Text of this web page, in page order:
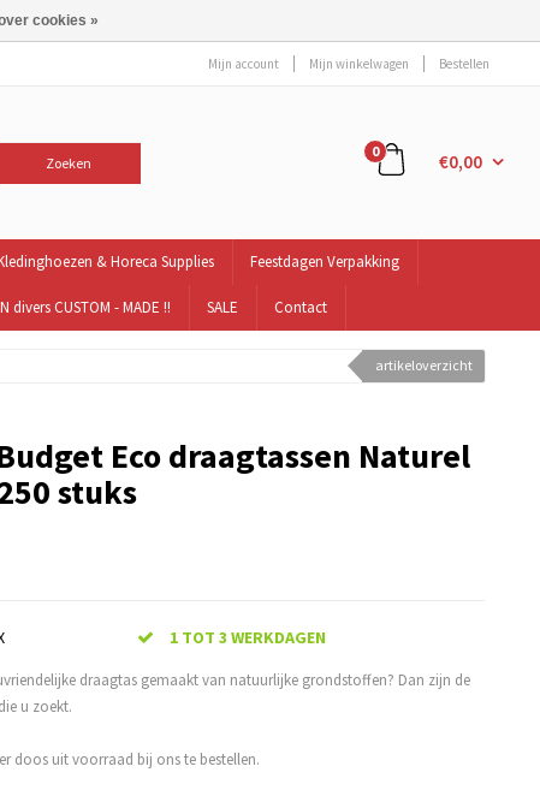
Mijn account Mijn winkelwagen Bestellen
Zoeken
0 €0,00
& Horeca Supplies Feestdagen Verpakking
divers CUSTOM - MADE !! SALE Contact
artikeloverzicht
Eco draagtassen Naturel
stuks
1 TOT 3 WERKDAGEN
draagtas gemaakt van natuurlijke grondstoffen? Dan zijn de
u zoekt.
doos uit voorraad bij ons te bestellen.
cookies »